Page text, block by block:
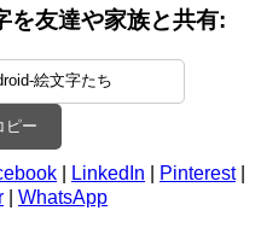
友達や家族と共有:
ピー
LinkedIn Pinterest|
WhatsApp